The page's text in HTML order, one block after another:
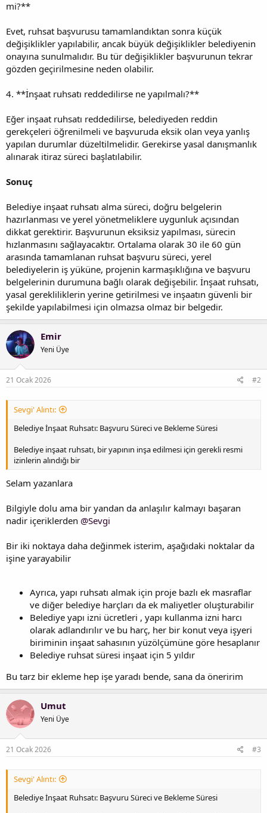
mi?**
Evet, ruhsat başvurusu tamamlandıktan sonra küçük
değişiklikler yapılabilir, ancak büyük değişiklikler belediyenin
onayına sunulmalıdır. Bu tür değişiklikler başvurunun tekrar
gözden geçirilmesine neden olabilir.
4. **İnşaat ruhsatı reddedilirse ne yapılmalı?**
Eğer inşaat ruhsatı reddedilirse, belediyeden reddin
gerekçeleri öğrenilmeli ve başvuruda eksik olan veya yanlış
yapılan durumlar düzeltilmelidir. Gerekirse yasal danışmanlık
alınarak itiraz süreci başlatılabilir.
Sonuç
Belediye inşaat ruhsatı alma süreci, doğru belgelerin
hazırlanması ve yerel yönetmeliklere uygunluk açısından
dikkat gerektirir. Başvurunun eksiksiz yapılması, sürecin
hızlanmasını sağlayacaktır. Ortalama olarak 30 ile 60 gün
arasında tamamlanan ruhsat başvuru süreci, yerel
belediyelerin iş yüküne, projenin karmaşıklığına ve başvuru
belgelerinin durumuna bağlı olarak değişebilir. İnşaat ruhsatı,
yasal gerekliliklerin yerine getirilmesi ve inşaatın güvenli bir
şekilde yapılabilmesi için olmazsa olmaz bir belgedir.
Emir
Yeni Üye
21 Ocak 2026 #2
Sevgi' Alıntı:
Belediye İnşaat Ruhsatı: Başvuru Süreci ve Bekleme Süresi
Belediye inşaat ruhsatı, bir yapının inşa edilmesi için gerekli resmi
izinlerin alındığı bir
Selam yazanlara
Bilgiyle dolu ama bir yandan da anlaşılır kalmayı başaran
nadir içeriklerden @Sevgi
Bir iki noktaya daha değinmek isterim, aşağıdaki noktalar da
işine yarayabilir
Ayrıca, yapı ruhsatı almak için proje bazlı ek masraflar
ve diğer belediye harçları da ek maliyetler oluşturabilir
Belediye yapı izni ücretleri , yapı kullanma izni harcı
olarak adlandırılır ve bu harç, her bir konut veya işyeri
biriminin inşaat sahasının yüzölçümüne göre hesaplanır
Belediye ruhsat süresi inşaat için 5 yıldır
Bu tarz bir ekleme hep işe yaradı bende, sana da öneririm
Umut
Yeni Üye
21 Ocak 2026 #3
Sevgi' Alıntı:
Belediye İnşaat Ruhsatı: Başvuru Süreci ve Bekleme Süresi